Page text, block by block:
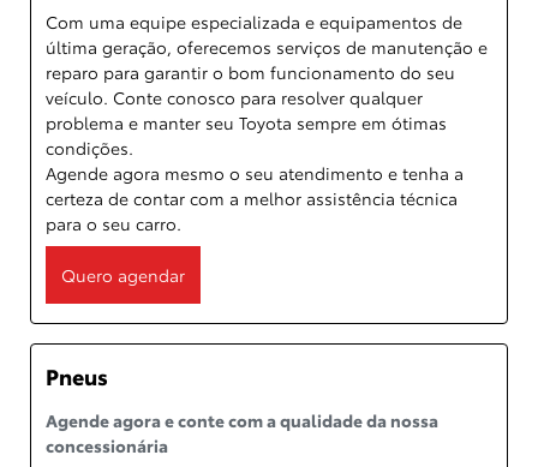
Com uma equipe especializada e equipamentos de
última geração, oferecemos serviços de manutenção e
reparo para garantir o bom funcionamento do seu
veículo. Conte conosco para resolver qualquer
problema e manter seu Toyota sempre em ótimas
condições.
Agende agora mesmo o seu atendimento e tenha a
certeza de contar com a melhor assistência técnica
para o seu carro.
Quero agendar
Pneus
Agende agora e conte com a qualidade da nossa
concessionária